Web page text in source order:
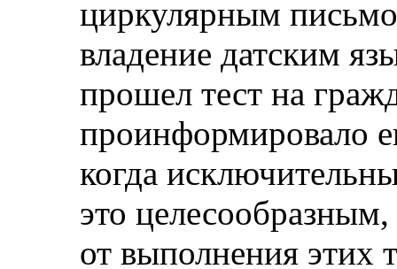
циркулярным
владение датским
прошел тест на
проинформировало
когда
это
от выполнения этих